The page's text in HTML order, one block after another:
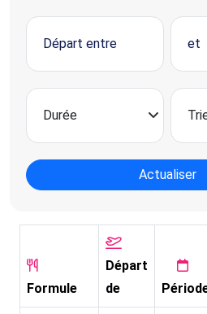
Actualiser
Formule
Départ
de